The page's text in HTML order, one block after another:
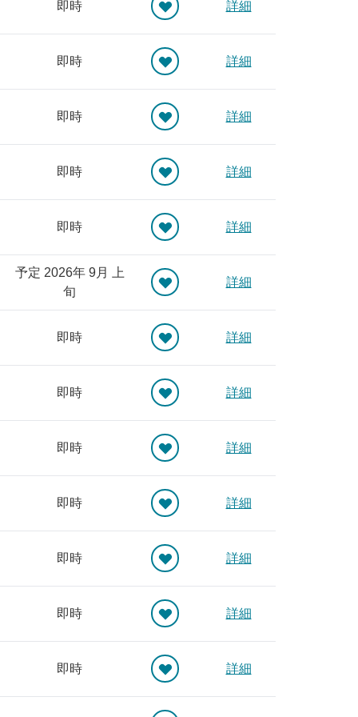
即時 詳細
即時 詳細
即時 詳細
即時 詳細
即時 詳細
予定 2026年 9月 上
旬
詳細
即時 詳細
即時 詳細
即時 詳細
即時 詳細
即時 詳細
即時 詳細
即時 詳細